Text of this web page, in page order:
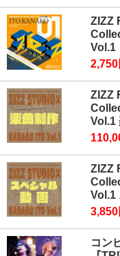
ZIZZ
Vol.1
ZIZZ
Vol.1
ZIZZ
Vol.1
コン